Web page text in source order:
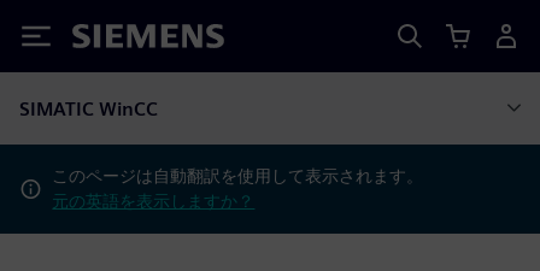
Siemens
SIMATIC WinCC
このページは自動翻訳を使用して表示されます。
元の英語を表示しますか？